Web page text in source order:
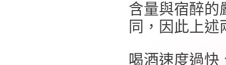
含量與宿醉的
同，因此上述
喝酒速度過快